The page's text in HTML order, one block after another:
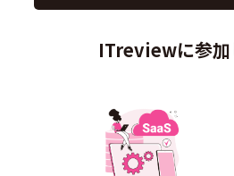
ITreviewに参加